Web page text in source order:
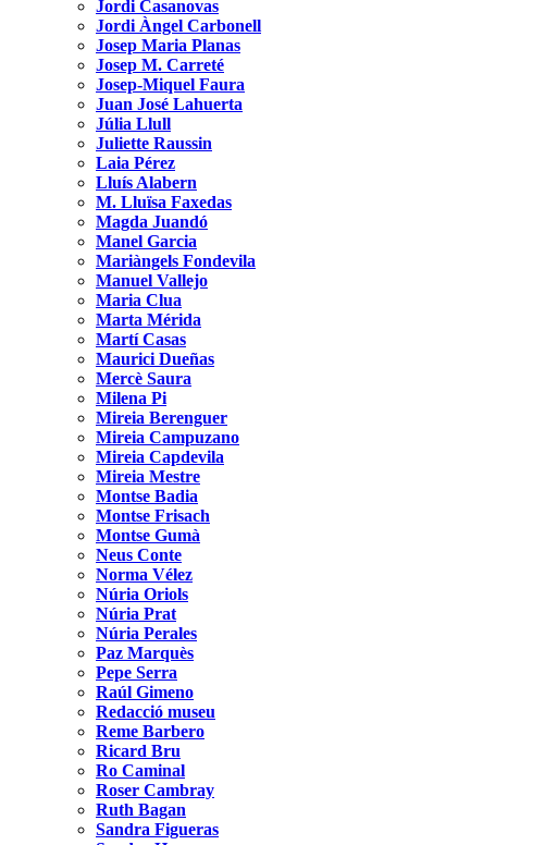
Jordi Casanovas
Jordi Àngel Carbonell
Josep Maria Planas
Josep M. Carreté
Josep-Miquel Faura
Juan José Lahuerta
Júlia Llull
Juliette Raussin
Laia Pérez
Lluís Alabern
M. Lluïsa Faxedas
Magda Juandó
Manel Garcia
Mariàngels Fondevila
Manuel Vallejo
Maria Clua
Marta Mérida
Martí Casas
Maurici Dueñas
Mercè Saura
Milena Pi
Mireia Berenguer
Mireia Campuzano
Mireia Capdevila
Mireia Mestre
Montse Badia
Montse Frisach
Montse Gumà
Neus Conte
Norma Vélez
Núria Oriols
Núria Prat
Núria Perales
Paz Marquès
Pepe Serra
Raúl Gimeno
Redacció museu
Reme Barbero
Ricard Bru
Ro Caminal
Roser Cambray
Ruth Bagan
Sandra Figueras